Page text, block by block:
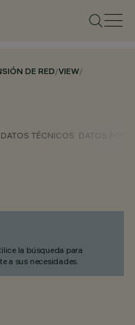
DE RED/VIEW/
DATOS TÉCNICOS DATOS
la búsqueda para
a sus necesidades.